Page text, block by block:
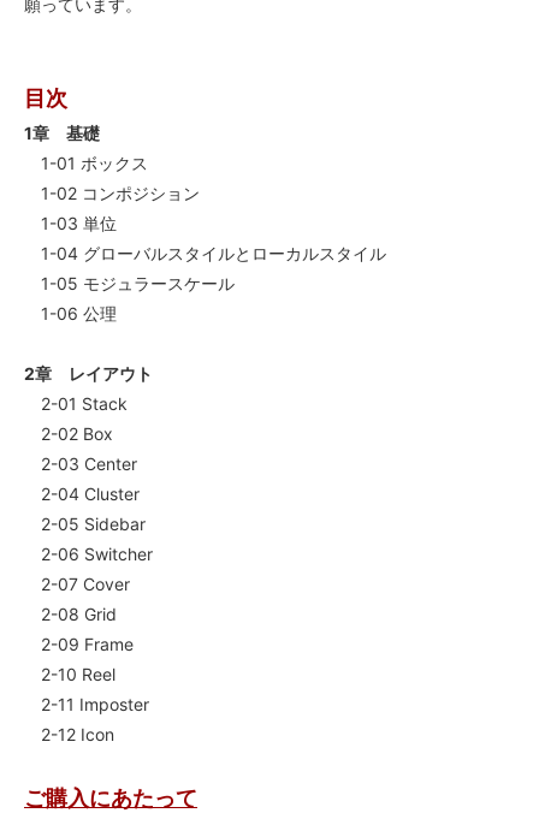
願っています。
目次
1章 基礎
1-01 ボックス
1-02 コンポジション
1-03 単位
1-04 グローバルスタイルとローカルスタイル
1-05 モジュラースケール
1-06 公理
2章 レイアウト
2-01 Stack
2-02 Box
2-03 Center
2-04 Cluster
2-05 Sidebar
2-06 Switcher
2-07 Cover
2-08 Grid
2-09 Frame
2-10 Reel
2-11 Imposter
2-12 Icon
ご購入にあたって